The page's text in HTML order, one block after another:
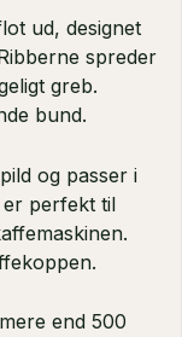
ud, designet
spreder
greb.
bund.
og passer i
er perfekt til
end 500